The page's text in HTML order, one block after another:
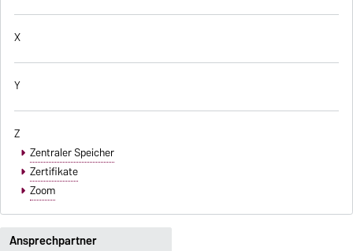
X
Y
Z
Zentraler Speicher
Zertifikate
Zoom
Ansprechpartner